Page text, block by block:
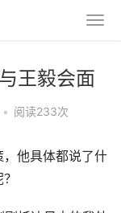
王毅会面
• 阅读233次
他具体都说了什